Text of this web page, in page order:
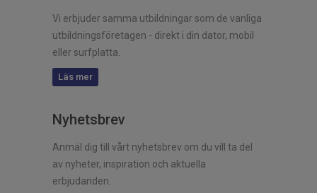
Vi erbjuder samma utbildningar som de vanliga
utbildningsföretagen - direkt i din dator, mobil
eller surfplatta.
Läs mer
Nyhetsbrev
Anmäl dig till vårt nyhetsbrev om du vill ta del
av nyheter, inspiration och aktuella
erbjudanden.